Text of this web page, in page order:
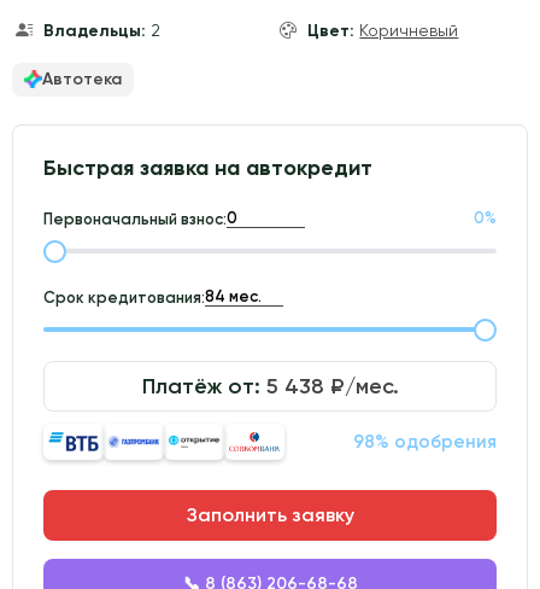
Владельцы: 2 Цвет: Коричневый
Автотека
Быстрая заявка на автокредит
Первоначальный взнос: 0%
Срок кредитования:
Платёж от: 5 438 ₽/мес.
98% одобрения
Заполнить заявку
📞 8 (863) 206-68-68